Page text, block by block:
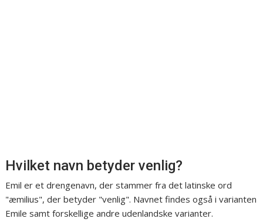
Hvilket navn betyder venlig?
Emil er et drengenavn, der stammer fra det latinske ord
"æmilius", der betyder "venlig". Navnet findes også i varianten
Emile samt forskellige andre udenlandske varianter.